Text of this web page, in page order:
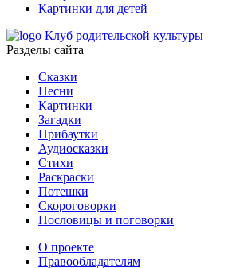
Картинки для детей
Клуб родительской культуры
Разделы сайта
Сказки
Песни
Картинки
Загадки
Прибаутки
Аудиосказки
Стихи
Раскраски
Потешки
Скороговорки
Пословицы и поговорки
О проекте
Правообладателям